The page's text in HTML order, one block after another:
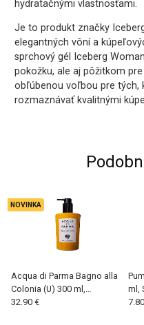
hydratačnými vlastnosťami.
Je to produkt značky
elegantných vôní a
sprchový gél Iceberg
pokožku, ale aj pôžitkom
obľúbenou voľbou pre tých,
rozmaznávať kvalitnými
Acqua di Parma Bagno alla
Colonia (U) 300 ml,
Sprchový gél
NOVINKA
32.90 €
ml,